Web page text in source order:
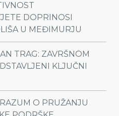
DOPRINOSI
U MEĐIMURJU
TRAG: ZAVRŠNOM
KLJUČNI
O PRUŽANJU